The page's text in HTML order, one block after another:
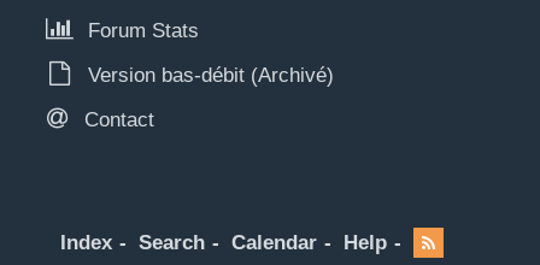
Forum Stats
Version bas-débit (Archivé)
Contact
Index Search Calendar Help